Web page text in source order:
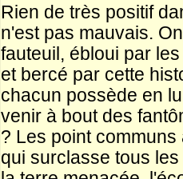
Rien de très positif
n'est pas mauvais.
fauteuil, ébloui par
et bercé par cette
chacun possède en
venir à bout des
? Les point
qui surclasse tous